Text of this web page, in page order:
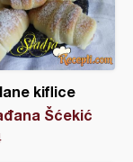
kiflice
Šćekić